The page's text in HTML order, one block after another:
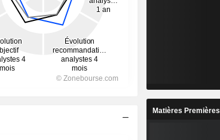
Matières Premières